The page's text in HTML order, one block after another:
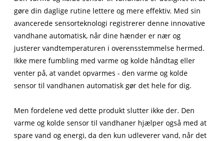
gøre din daglige rutine lettere og mere effektiv. Med sin
avancerede sensorteknologi registrerer denne innovative
vandhane automatisk, når dine hænder er nær og
justerer vandtemperaturen i overensstemmelse hermed.
Ikke mere fumbling med varme og kolde håndtag eller
venter på, at vandet opvarmes - den varme og kolde
sensor til vandhanen automatisk gør det hele for dig.
Men fordelene ved dette produkt slutter ikke der. Den
varme og kolde sensor til vandhaner hjælper også med at
spare vand og energi, da den kun udleverer vand, når det